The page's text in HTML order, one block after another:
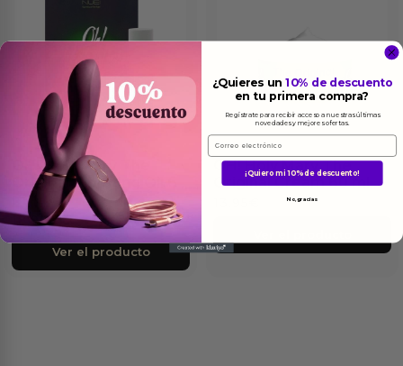
OH! Holy Mary The
Original Vibrating Oil 6
ml
18.95€
Ver el producto
OH! Holy Mary The
Original Cream 60 ml
¿Quieres un10% de descuento
en tu primera compra?
Regístrate para recibir acceso a nuestras últimas
novedades y mejores ofertas.
Email
¡Quiero mi 10% de descuento!
No, gracias